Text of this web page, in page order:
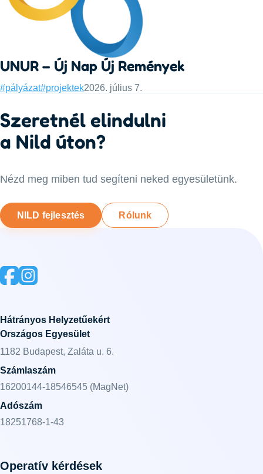
UNUR – Új Nap Új Remények
Categories:
#pályázat#projektekPublished:
2026. július 7.
Szeretnél elindulni
a Nild úton?
Nézd meg miben tud segíteni neked egyesületünk.
NILD fejlesztés Rólunk
Hátrányos Helyzetűekért
Országos Egyesület
1182 Budapest, Zaláta u. 6.
Számlaszám
16200144-18546545 (MagNet)
Adószám
18251768-1-43
Operatív kérdések